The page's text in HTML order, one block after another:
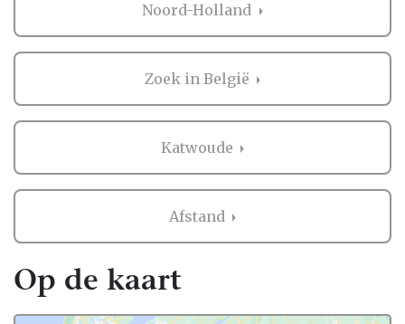
Noord-Holland
Zoek in België
Katwoude
Afstand
Op de kaart